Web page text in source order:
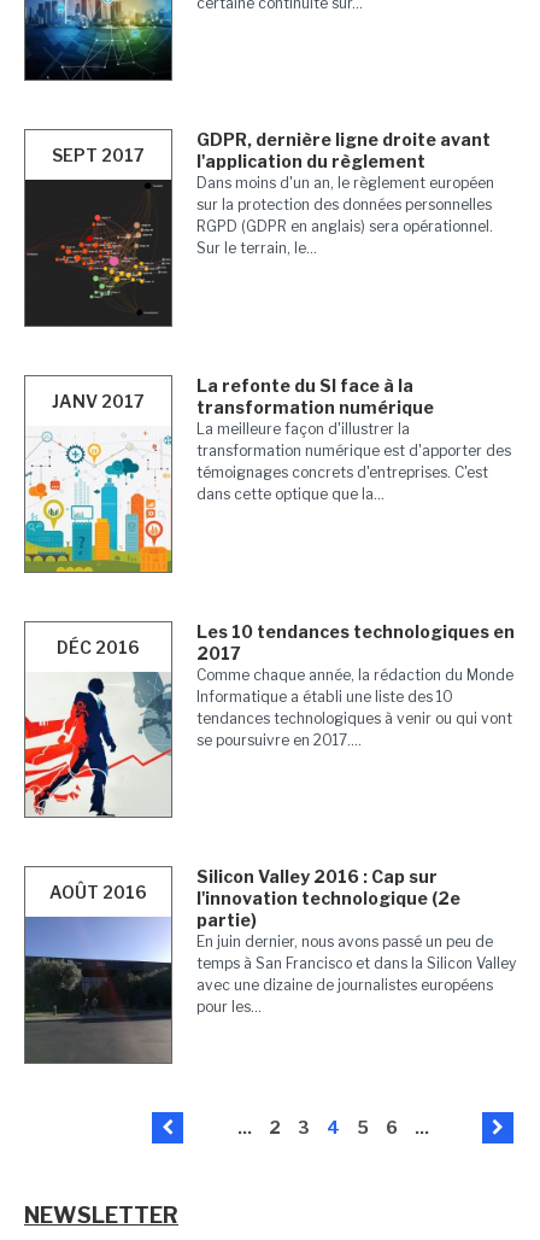
SEPT 2017
GDPR, dernière ligne droite avant
l'application du règlement
Dans moins d'un an, le règlement européen
sur la protection des données personnelles
RGPD (GDPR en anglais) sera opérationnel.
Sur le terrain, le...
JANV 2017
La refonte du SI face à la
transformation numérique
La meilleure façon d'illustrer la
transformation numérique est d'apporter des
témoignages concrets d'entreprises. C'est
dans cette optique que la...
DÉC 2016
Les 10 tendances technologiques en
2017
Comme chaque année, la rédaction du Monde
Informatique a établi une liste des 10
tendances technologiques à venir ou qui vont
se poursuivre en 2017....
AOÛT 2016
Silicon Valley 2016 : Cap sur
l'innovation technologique (2e
partie)
En juin dernier, nous avons passé un peu de
temps à San Francisco et dans la Silicon Valley
avec une dizaine de journalistes européens
pour les...
... 2 3 4 5 6 ...
NEWSLETTER